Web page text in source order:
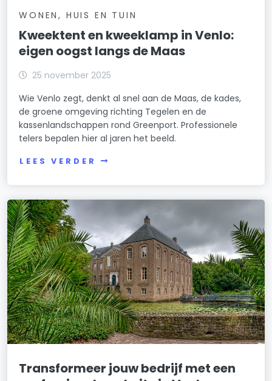
WONEN, HUIS EN TUIN
Kweektent en kweeklamp in Venlo:
eigen oogst langs de Maas
25 november 2025
Wie Venlo zegt, denkt al snel aan de Maas, de kades,
de groene omgeving richting Tegelen en de
kassenlandschappen rond Greenport. Professionele
telers bepalen hier al jaren het beeld.
LEES VERDER
Transformeer jouw bedrijf met een